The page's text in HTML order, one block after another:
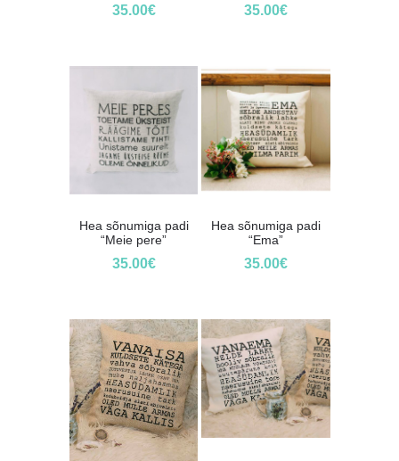
35.00€ 35.00€
Hea sõnumiga padi
“Meie pere”
35.00€
Hea sõnumiga padi
“Ema”
35.00€